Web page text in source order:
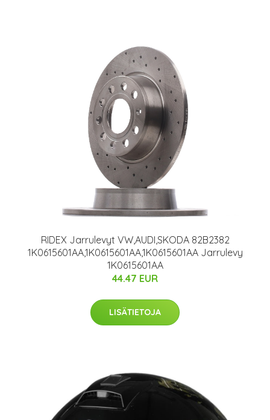
RIDEX Jarrulevyt VW,AUDI,SKODA 82B2382
1K0615601AA,1K0615601AA,1K0615601AA Jarrulevy
1K0615601AA
44.47 EUR
LISÄTIETOJA